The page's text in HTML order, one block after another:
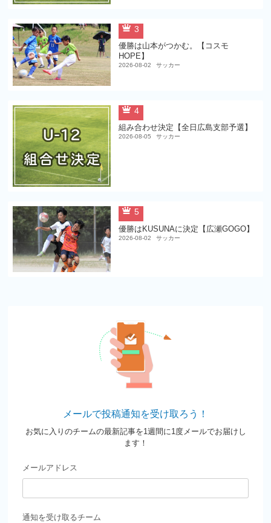
3
優勝は山本がつかむ。【コスモ
HOPE】
2026-08-02 サッカー
4
組み合わせ決定【全日広島支部予選】
2026-08-05 サッカー
5
優勝はKUSUNAに決定【広瀬GOGO】
2026-08-02 サッカー
メールで投稿通知を受け取ろう！
お気に入りのチームの最新記事を1週間に1度メールでお届けし
ます！
メールアドレス
通知を受け取るチーム